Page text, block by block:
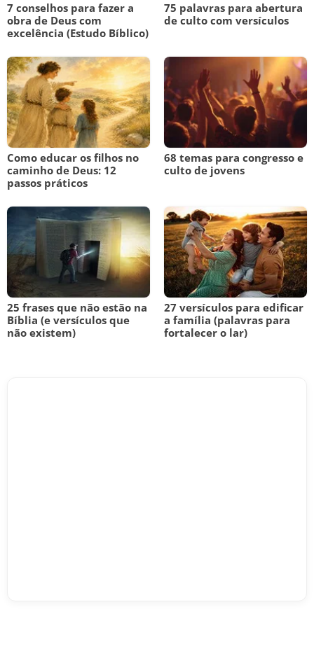
7 conselhos para fazer a
obra de Deus com
excelência (Estudo Bíblico)
75 palavras para abertura
de culto com versículos
Como educar os filhos no
caminho de Deus: 12
passos práticos
68 temas para congresso e
culto de jovens
25 frases que não estão na
Bíblia (e versículos que
não existem)
27 versículos para edificar
a família (palavras para
fortalecer o lar)